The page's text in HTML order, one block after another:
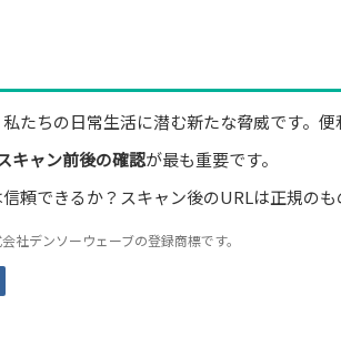
たちの日常生活に潜む新たな脅威です。
キャン前後の確認が最も重要です。
頼できるか？スキャン後のURLは正規のも
社デンソーウェーブの登録商標です。